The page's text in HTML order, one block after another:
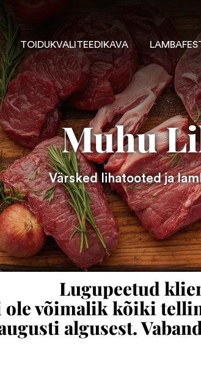
TOIDUKVALITEEDIKAVA
Muhu
Värsked lihatooted ja
Lugupeetud
ole võimalik kõiki
algusest.